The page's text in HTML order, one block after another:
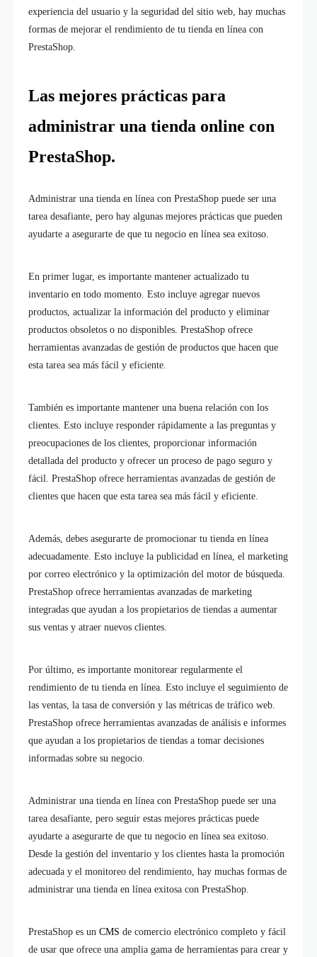
experiencia del usuario y la seguridad del sitio web, hay muchas
formas de mejorar el rendimiento de tu tienda en línea con
PrestaShop.
Las mejores prácticas para
administrar una tienda online con
PrestaShop.
Administrar una tienda en línea con PrestaShop puede ser una
tarea desafiante, pero hay algunas mejores prácticas que pueden
ayudarte a asegurarte de que tu negocio en línea sea exitoso.
En primer lugar, es importante mantener actualizado tu
inventario en todo momento. Esto incluye agregar nuevos
productos, actualizar la información del producto y eliminar
productos obsoletos o no disponibles. PrestaShop ofrece
herramientas avanzadas de gestión de productos que hacen que
esta tarea sea más fácil y eficiente.
También es importante mantener una buena relación con los
clientes. Esto incluye responder rápidamente a las preguntas y
preocupaciones de los clientes, proporcionar información
detallada del producto y ofrecer un proceso de pago seguro y
fácil. PrestaShop ofrece herramientas avanzadas de gestión de
clientes que hacen que esta tarea sea más fácil y eficiente.
Además, debes asegurarte de promocionar tu tienda en línea
adecuadamente. Esto incluye la publicidad en línea, el marketing
por correo electrónico y la optimización del motor de búsqueda.
PrestaShop ofrece herramientas avanzadas de marketing
integradas que ayudan a los propietarios de tiendas a aumentar
sus ventas y atraer nuevos clientes.
Por último, es importante monitorear regularmente el
rendimiento de tu tienda en línea. Esto incluye el seguimiento de
las ventas, la tasa de conversión y las métricas de tráfico web.
PrestaShop ofrece herramientas avanzadas de análisis e informes
que ayudan a los propietarios de tiendas a tomar decisiones
informadas sobre su negocio.
Administrar una tienda en línea con PrestaShop puede ser una
tarea desafiante, pero seguir estas mejores prácticas puede
ayudarte a asegurarte de que tu negocio en línea sea exitoso.
Desde la gestión del inventario y los clientes hasta la promoción
adecuada y el monitoreo del rendimiento, hay muchas formas de
administrar una tienda en línea exitosa con PrestaShop.
PrestaShop es un CMS de comercio electrónico completo y fácil
de usar que ofrece una amplia gama de herramientas para crear y